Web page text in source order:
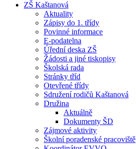
ZŠ Kaštanová
Aktuality
Zápisy do 1. třídy
Povinné informace
E-podatelna
Úřední deska ZŠ
Žádosti a jiné tiskopisy
Školská rada
Stránky tříd
Otevřené třídy
Sdružení rodičů Kaštanová
Družina
Aktuálně
Dokumenty ŠD
Zájmové aktivity
Školní poradenské pracoviště